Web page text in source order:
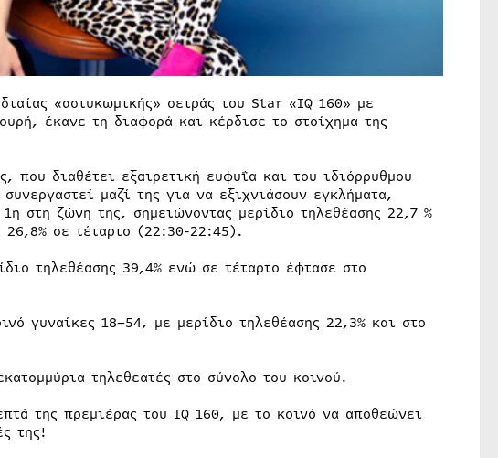
«αστυκωμικής» σειράς του Star «IQ 160» με
έκανε τη διαφορά και κέρδισε το στοίχημα της
που διαθέτει εξαιρετική ευφυΐα και του ιδιόρρυθμου
μαζί της για να εξιχνιάσουν εγκλήματα,
στη ζώνη της, σημειώνοντας μερίδιο τηλεθέασης 22,7 %
σε τέταρτο (22:30-22:45).
τηλεθέασης 39,4% ενώ σε τέταρτο έφτασε στο
γυναίκες 18–54, με μερίδιο τηλεθέασης 22,3% και στο
τηλεθεατές στο σύνολο του κοινού.
της πρεμιέρας του IQ 160, με το κοινό να αποθεώνει
της!